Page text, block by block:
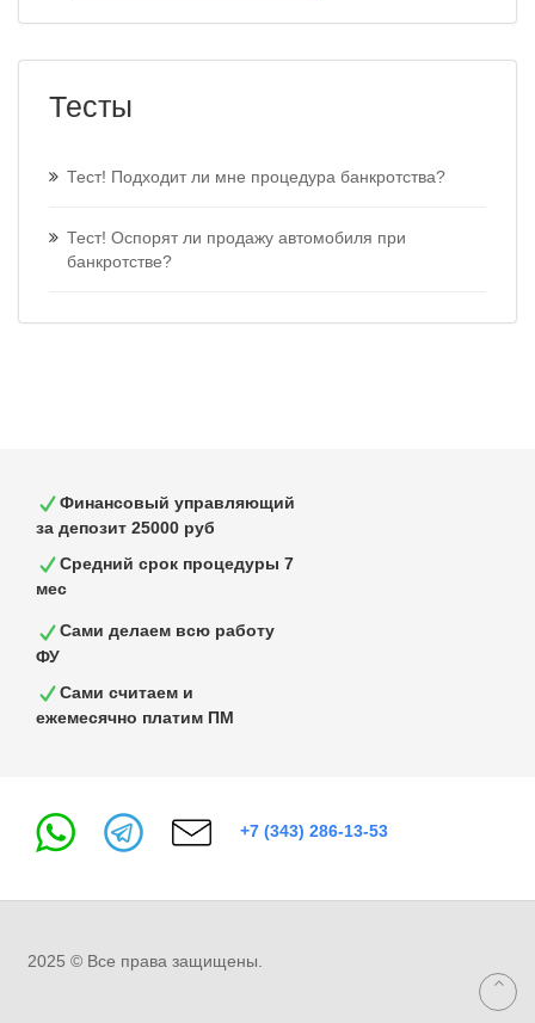
Тесты
Тест! Подходит ли мне процедура банкротства?
Тест! Оспорят ли продажу автомобиля при
банкротстве?
Финансовый управляющий
за депозит 25000 руб
Средний срок процедуры 7
мес
Сами делаем всю работу
ФУ
Сами считаем и
ежемесячно платим ПМ
+7 (343) 286-13-53
2025 © Все права защищены.